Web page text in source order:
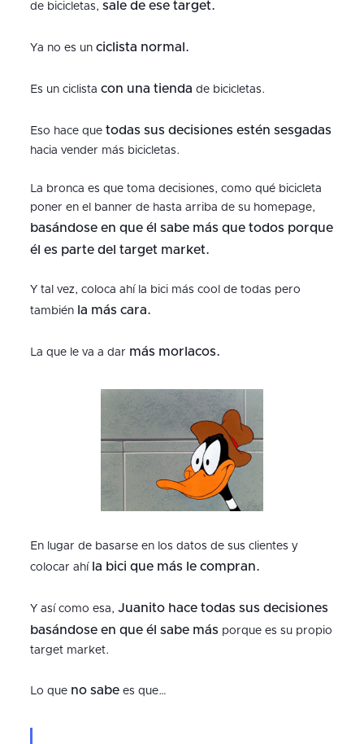
de bicicletas, sale de ese target.
Ya no es un ciclista normal.
Es un ciclista con una tienda de bicicletas.
Eso hace que todas sus decisiones estén sesgadas
hacia vender más bicicletas.
La bronca es que toma decisiones, como qué bicicleta
poner en el banner de hasta arriba de su homepage,
basándose en que él sabe más que todos porque
él es parte del target market.
Y tal vez, coloca ahí la bici más cool de todas pero
tambiénla más cara.
La que le va a dar más morlacos.
En lugar de basarse en los datos de sus clientes y
colocar ahí la bici que más le compran.
Y así como esa, Juanito hace todas sus decisiones
basándose en que él sabe más porque es su propio
target market.
Lo que no sabees que…